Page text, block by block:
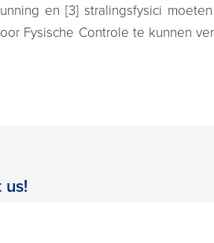
en [3] stralingsfysici
Fysische Controle te kunnen
us!